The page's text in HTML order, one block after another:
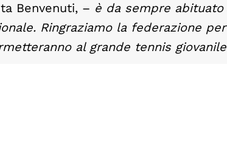
Benvenuti, – è da sempre
Ringraziamo la federazione
al grande tennis